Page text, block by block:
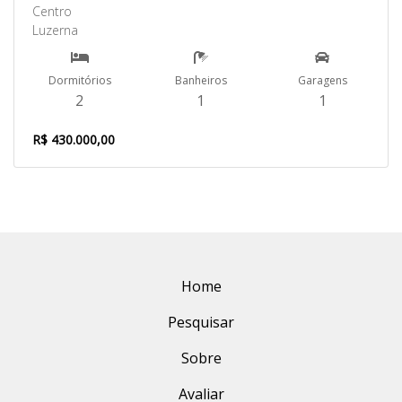
Centro
Luzerna
Dormitórios
2
Banheiros
1
Garagens
1
R$ 430.000,00
Home
Pesquisar
Sobre
Avaliar